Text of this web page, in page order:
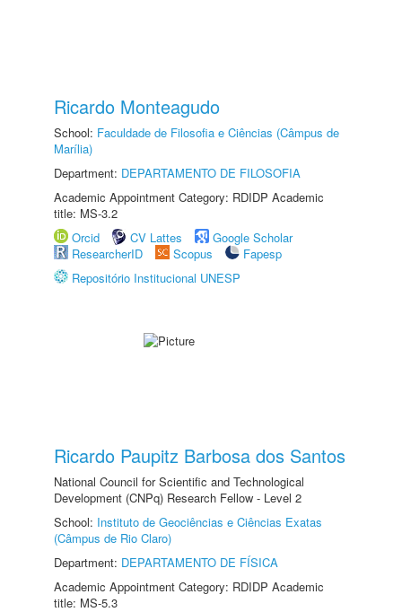
Ricardo Monteagudo
School: Faculdade de Filosofia e Ciências (Câmpus de
Marília)
Department: DEPARTAMENTO DE FILOSOFIA
Academic Appointment Category: RDIDP Academic
title: MS-3.2
Orcid
CV Lattes
Google Scholar
ResearcherID
Scopus
Fapesp
Repositório Institucional UNESP
Ricardo Paupitz Barbosa dos Santos
National Council for Scientific and Technological
Development (CNPq) Research Fellow - Level 2
School: Instituto de Geociências e Ciências Exatas
(Câmpus de Rio Claro)
Department: DEPARTAMENTO DE FÍSICA
Academic Appointment Category: RDIDP Academic
title: MS-5.3